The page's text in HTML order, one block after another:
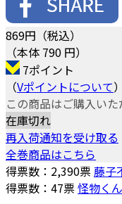
869円（税込）
（本体 790 円）
7ポイント
（Vポイントについて）
この商品はご購入い
在庫切れ
再入荷通知を受け取る
全巻商品はこちら
得票数： 2,390票藤子
得票数： 47票怪物く